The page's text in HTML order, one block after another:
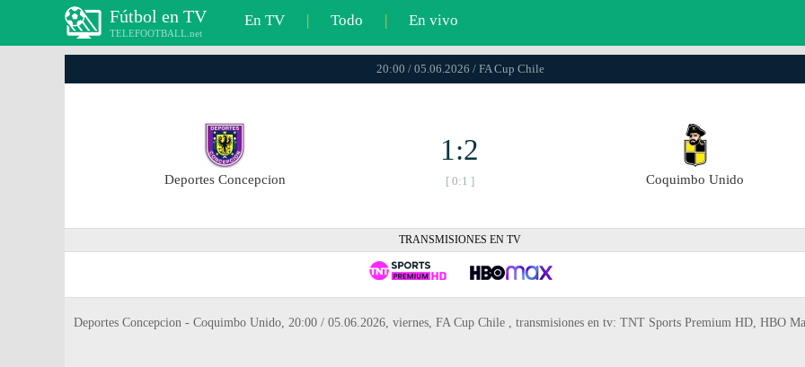
Fútbol en TV
TELEFOOTBALL.net
En TV | Todo | En vivo
20:00 / 05.06.2026 / FA Cup Chile
Deportes Concepcion
1:2
[ 0:1 ] Coquimbo Unido
TRANSMISIONES EN TV
Deportes Concepcion - Coquimbo Unido, 20:00 / 05.06.2026, viernes, FA Cup Chile , transmisiones en tv: TNT Sports Premium HD, HBO